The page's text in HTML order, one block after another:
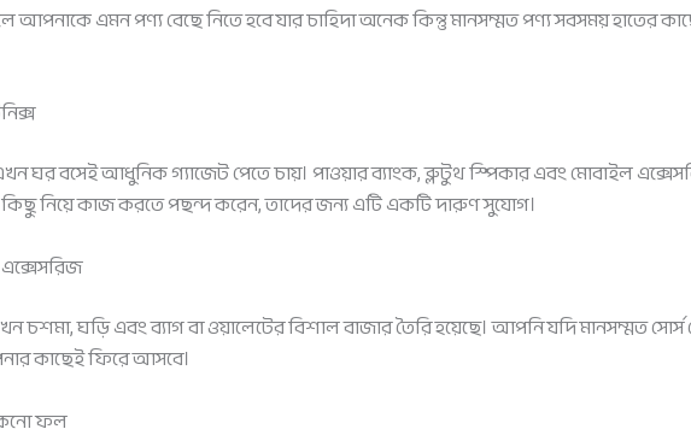
এমন পণ্য বেছে নিতে হবে যার চাহিদা অনেক কিন্তু মানসম্মত পণ্য সবসময় হাতের
ঘর বসেই আধুনিক গ্যাজেট পেতে চায়। পাওয়ার ব্যাংক, ব্লুটুথ স্পিকার এবং মোবাইল
কিছু নিয়ে কাজ করতে পছন্দ করেন, তাদের জন্য এটি একটি দারুণ সুযোগ।
চশমা, ঘড়ি এবং ব্যাগ বা ওয়ালেটের বিশাল বাজার তৈরি হয়েছে। আপনি যদি মানসম্মত সোর্স
কাছেই ফিরে আসবে।
ফল